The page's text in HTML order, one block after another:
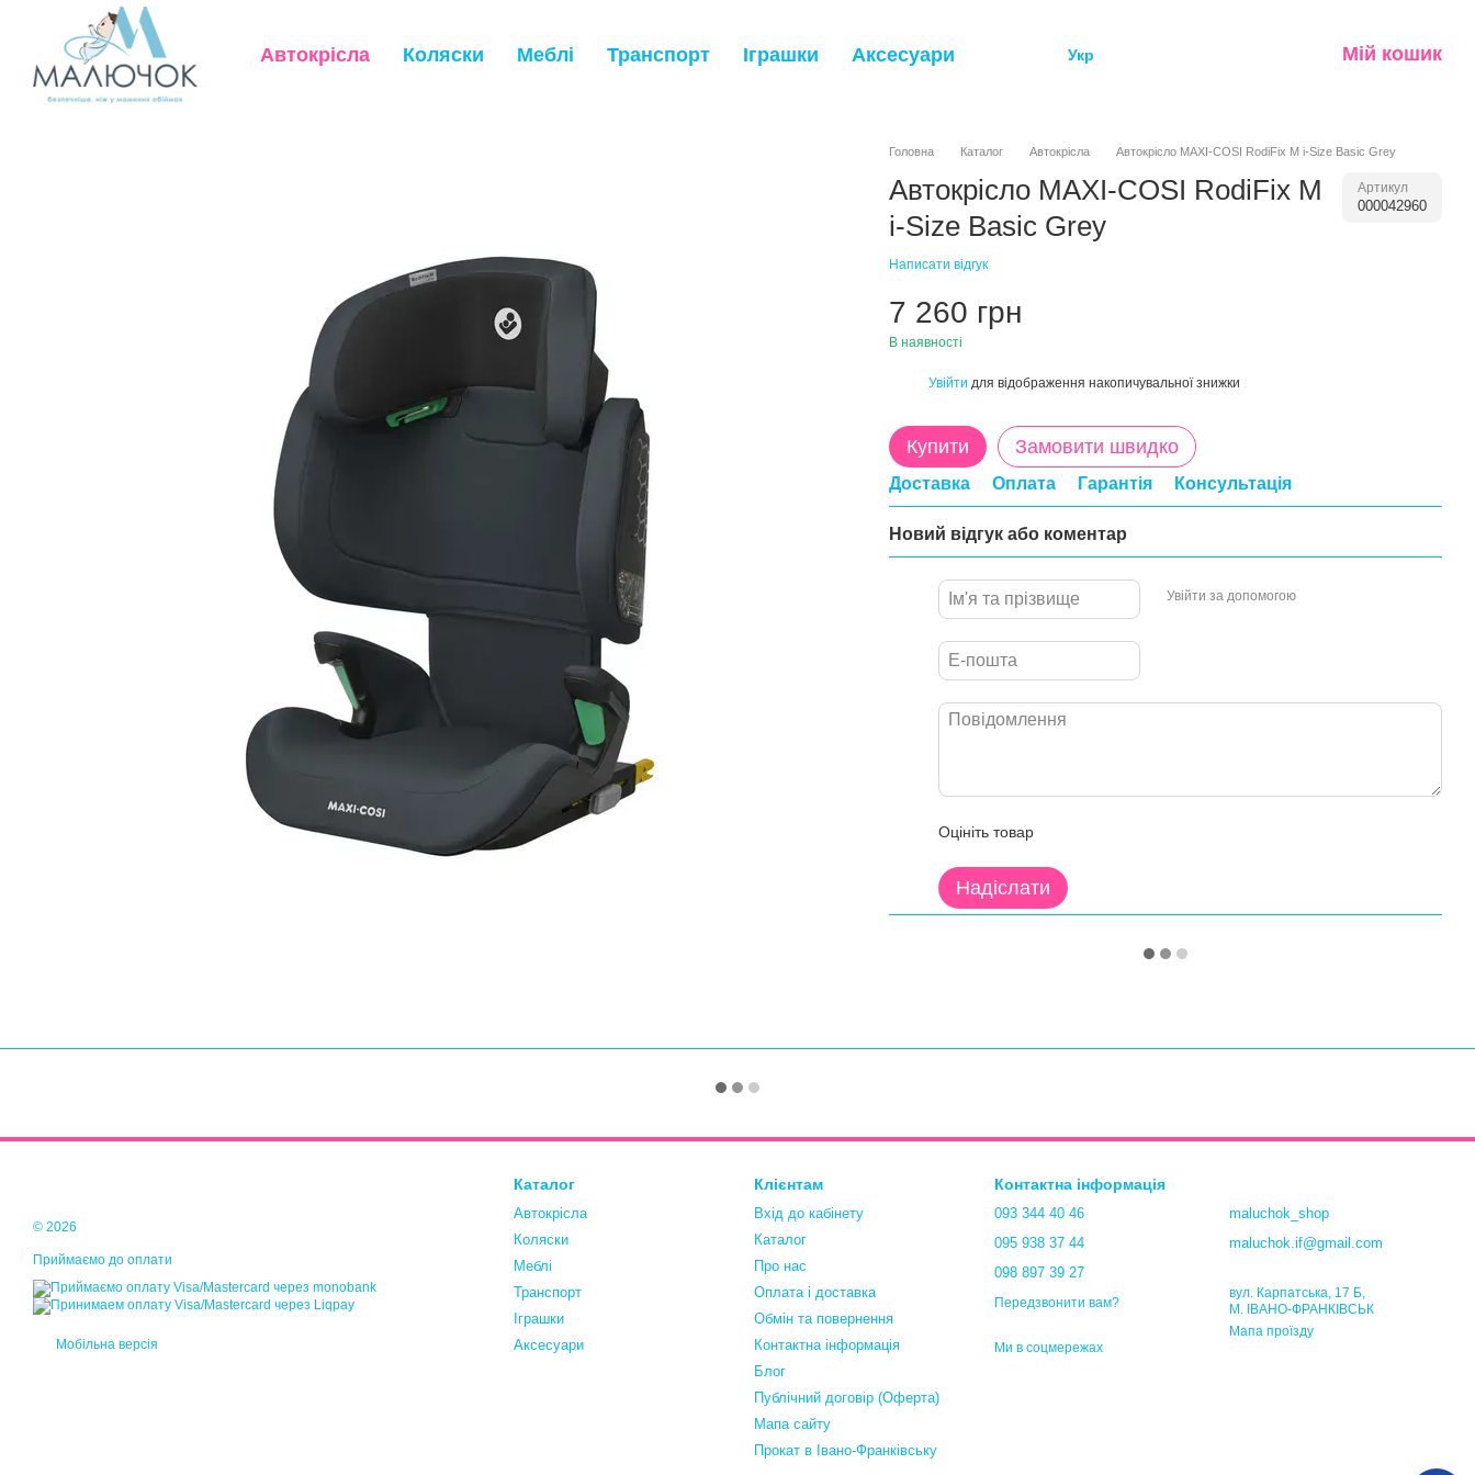
Перейти до основного контенту
Автокрісла Коляски Меблі Транспорт Іграшки Аксесуари Укр Мій кошик
Головна Каталог Автокрісла Автокрісло MAXI-COSI RodiFix M i-Size Basic Grey
Автокрісло MAXI-COSI RodiFix M
i-Size Basic Grey
Артикул
000042960
Написати відгук
7 260 грн
В наявності
Увійти для відображення накопичувальної знижки
Купити Замовити швидко
Доставка Оплата Гарантія Консультація
Новий відгук або коментар
Увійти за допомогою
Оцініть товар
Надіслати
© 2026
Приймаємо до оплати
Мобільна версія
Каталог
Автокрісла
Коляски
Меблі
Транспорт
Іграшки
Аксесуари
Клієнтам
Вхід до кабінету
Каталог
Про нас
Оплата і доставка
Обмін та повернення
Контактна інформація
Блог
Публічний договір (Оферта)
Мапа сайту
Прокат в Івано-Франківську
Контактна інформація
093 344 40 46
095 938 37 44
098 897 39 27
Передзвонити вам?
maluchok_shop
maluchok.if@gmail.com
вул. Карпатська, 17 Б,
М. ІВАНО-ФРАНКІВСЬК
Мапа проїзду
Ми в соцмережах